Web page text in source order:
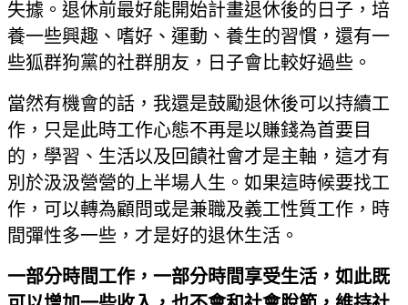
失據。退休前最好能開始計畫退休後的日子，培
養一些興趣、嗜好、運動、養生的習慣，還有一
些狐群狗黨的社群朋友，日子會比較好過些。
當然有機會的話，我還是鼓勵退休後可以持續工
作，只是此時工作心態不再是以賺錢為首要目
的，學習、生活以及回饋社會才是主軸，這才有
別於汲汲營營的上半場人生。如果這時候要找工
作，可以轉為顧問或是兼職及義工性質工作，時
間彈性多一些，才是好的退休生活。
一部分時間工作，一部分時間享受生活，如此既